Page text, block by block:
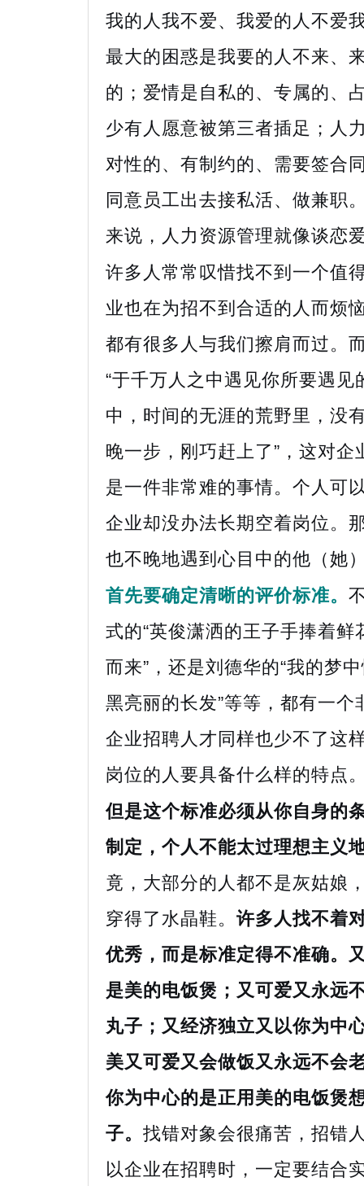
我的人我不爱、我爱的人不爱
最大的困惑是我要的人不来、
的；爱情是自私的、专属的、
少有人愿意被第三者插足；人
对性的、有制约的、需要签合
同意员工出去接私活、做兼职
来说，人力资源管理就像谈恋
许多人常常叹惜找不到一个值
业也在为招不到合适的人而烦
都有很多人与我们擦肩而过。
“于千万人之中遇见你所要遇见
中，时间的无涯的荒野里，没
晚一步，刚巧赶上了”，这对企
是一件非常难的事情。个人可
企业却没办法长期空着岗位。
也不晚地遇到心目中的他（她
首先要确定清晰的评价标准。
式的“英俊潇洒的王子手捧着鲜
而来”，还是刘德华的“我的梦
黑亮丽的长发”等等，都有一个
企业招聘人才同样也少不了这
岗位的人要具备什么样的特点
但是这个标准必须从你自身的
制定，个人不能太过理想主义
竟，大部分的人都不是灰姑娘
穿得了水晶鞋。 许多人找不着
优秀，而是标准定得不准确。
是美的电饭煲；又可爱又永远
丸子；又经济独立又以你为中
美又可爱又会做饭又永远不会
你为中心的是正用美的电饭煲
子。 找错对象会很痛苦，招错
以企业在招聘时，一定要结合